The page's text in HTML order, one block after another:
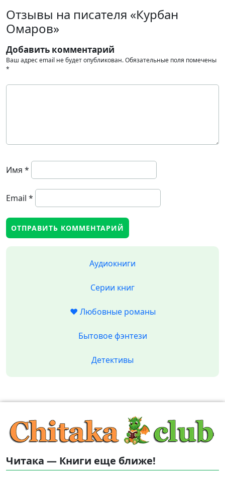
Отзывы на писателя «Курбан
Омаров»
Добавить комментарий
Ваш адрес email не будет опубликован.Обязательные поля помечены
*
Имя *
Email *
Аудиокниги
Серии книг
❤️ Любовные романы
Бытовое фэнтези
Детективы
Читака — Книги еще ближе!